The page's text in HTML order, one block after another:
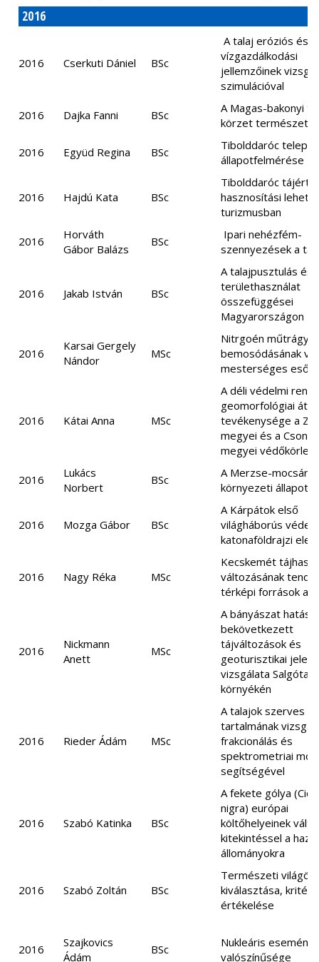
2016
2016 Cserkuti Dániel BSc
A talaj eróziós és
vízgazdálkodási
jellemzőinek
szimulációval
2016 Dajka Fanni BSc
A Magas-bakonyi
körzet természeti
2016 Együd Regina BSc
Tibolddaróc
állapotfelmérése
2016 Hajdú Kata BSc
Tibolddaróc
hasznosítási
turizmusban
2016
Horváth
Gábor Balázs
BSc
Ipari nehézfém-
szennyezések a
2016 Jakab István BSc
A talajpusztulás és
területhasználat
összefüggései
Magyarországon
2016
Karsai Gergely
Nándor
MSc
Nitrgoén műtrágya
bemosódásának
mesterséges
2016 Kátai Anna MSc
A déli védelmi
geomorfológiai
tevékenysége a
megyei és a
megyei
2016
Lukács
Norbert
BSc
A Merzse-mocsár
környezeti
2016 Mozga Gábor BSc
A Kárpátok első
világháborús
katonaföldrajzi
2016 Nagy Réka MSc
Kecskemét
változásának
térképi források
2016
Nickmann
Anett
MSc
A bányászat
bekövetkezett
tájváltozások és
geoturisztikai
vizsgálata
környékén
2016 Rieder Ádám MSc
A talajok szerves
tartalmának
frakcionálás és
spektrometriai
segítségével
2016 Szabó Katinka BSc
A fekete gólya
nigra) európai
költőhelyeinek
kitekintéssel a hazai
állományokra
2016 Szabó Zoltán BSc
Természeti
kiválasztása,
értékelése
2016
Szajkovics
Ádám
BSc
Nukleáris
valószínűsége